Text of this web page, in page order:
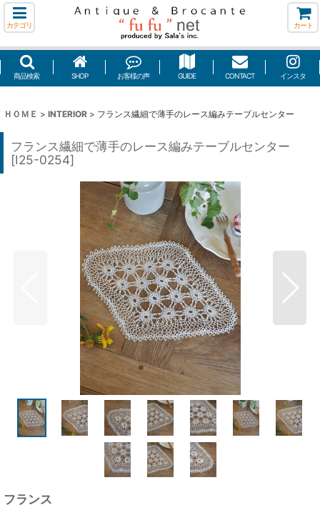
カテゴリ カート
商品検索 SHOP お客様の声 GUIDE CONTACT インスタ
ＨＯＭＥ > INTERIOR > フランス繊細で薄手のレース編みテーブルセンター
フランス繊細で薄手のレース編みテーブルセンター
[I25-0254]
フランス